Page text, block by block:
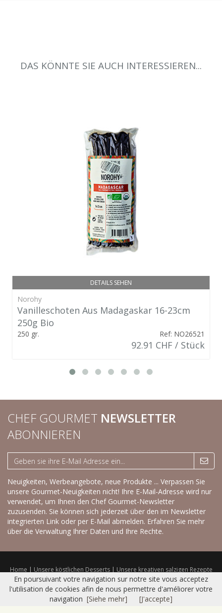
DAS KÖNNTE SIE AUCH INTERESSIEREN...
DETAILS SEHEN
Norohy
Vanilleschoten Aus Madagaskar 16-23cm
250g Bio
250 gr. Ref: NO26521
92.91 CHF / Stück
CHEF GOURMET NEWSLETTER
ABONNIEREN
Neuigkeiten, Werbeangebote, neue Produkte ... Verpassen Sie
unsere Gourmet-Neuigkeiten nicht! Ihre E-Mail-Adresse wird nur
verwendet, um Ihnen den Chef Gourmet-Newsletter
zuzusenden. Sie können sich jederzeit über den im Newsletter
integrierten Link oder per E-Mail abmelden. Erfahren Sie mehr
über die Verwaltung Ihrer Daten und Ihre Rechte.
Home | Unsere köstlichen Desserts | Unsere kreativen salzigen Rezepte
|Trockenprodukte|Frisches Sortiment| Katalog|Kontakt |Sitemap
Nutzungsbedingungen
© 2016 CHEF GOURMET - Réalisation Bexter
En poursuivant votre navigation sur notre site vous acceptez
l'utilisation de cookies afin de nous permettre d'améliorer votre
navigation [Siehe mehr] [J'accepte]